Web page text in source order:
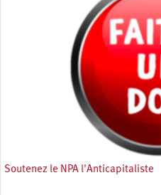
Soutenez le NPA l'Anticapitaliste